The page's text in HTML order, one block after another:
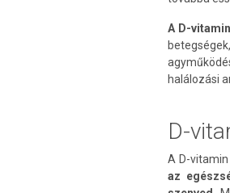
A D-
halálozási
D-
A D-
az